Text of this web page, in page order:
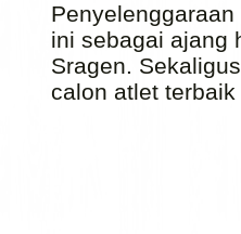
ini sebagai ajang
Sragen.
calon atlet